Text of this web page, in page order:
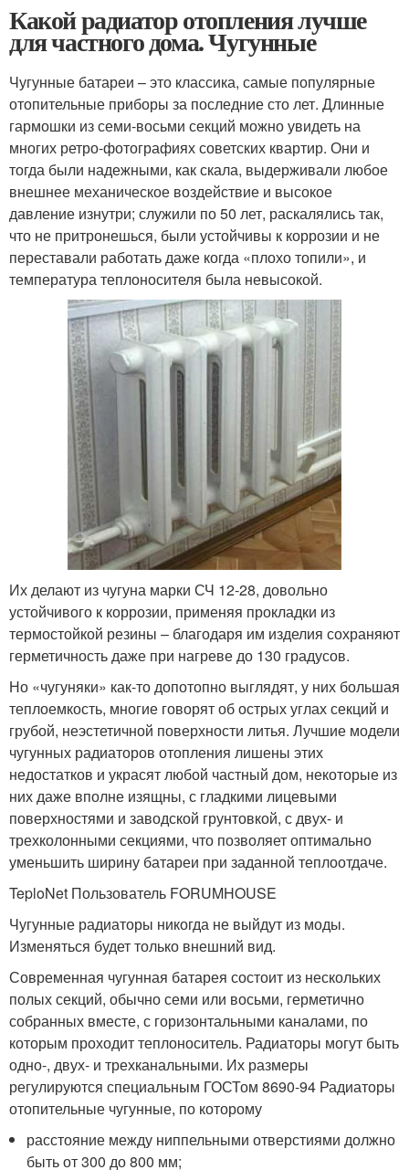
Какой радиатор отопления лучше
для частного дома. Чугунные
Чугунные батареи – это классика, самые популярные
отопительные приборы за последние сто лет. Длинные
гармошки из семи-восьми секций можно увидеть на
многих ретро-фотографиях советских квартир. Они и
тогда были надежными, как скала, выдерживали любое
внешнее механическое воздействие и высокое
давление изнутри; служили по 50 лет, раскалялись так,
что не притронешься, были устойчивы к коррозии и не
переставали работать даже когда «плохо топили», и
температура теплоносителя была невысокой.
Их делают из чугуна марки СЧ 12-28, довольно
устойчивого к коррозии, применяя прокладки из
термостойкой резины – благодаря им изделия сохраняют
герметичность даже при нагреве до 130 градусов.
Но «чугуняки» как-то допотопно выглядят, у них большая
теплоемкость, многие говорят об острых углах секций и
грубой, неэстетичной поверхности литья. Лучшие модели
чугунных радиаторов отопления лишены этих
недостатков и украсят любой частный дом, некоторые из
них даже вполне изящны, с гладкими лицевыми
поверхностями и заводской грунтовкой, с двух- и
трехколонными секциями, что позволяет оптимально
уменьшить ширину батареи при заданной теплоотдаче.
TeploNet Пользователь FORUMHOUSE
Чугунные радиаторы никогда не выйдут из моды.
Изменяться будет только внешний вид.
Современная чугунная батарея состоит из нескольких
полых секций, обычно семи или восьми, герметично
собранных вместе, с горизонтальными каналами, по
которым проходит теплоноситель. Радиаторы могут быть
одно-, двух- и трехканальными. Их размеры
регулируются специальным ГОСТом 8690-94 Радиаторы
отопительные чугунные, по которому
расстояние между ниппельными отверстиями должно
быть от 300 до 800 мм;